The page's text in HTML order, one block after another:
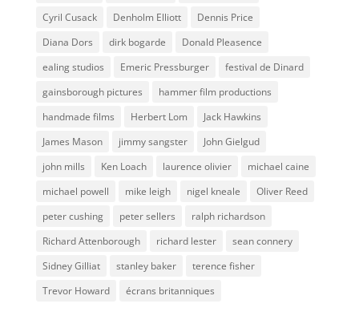
Cyril Cusack
Denholm Elliott
Dennis Price
Diana Dors
dirk bogarde
Donald Pleasence
ealing studios
Emeric Pressburger
festival de Dinard
gainsborough pictures
hammer film productions
handmade films
Herbert Lom
Jack Hawkins
James Mason
jimmy sangster
John Gielgud
john mills
Ken Loach laurence olivier
michael caine
michael powell
mike leigh nigel kneale
Oliver Reed
peter cushing
peter sellers
ralph richardson
Richard Attenborough
richard lester
sean connery
Sidney Gilliat
stanley baker
terence fisher
Trevor Howard
écrans britanniques